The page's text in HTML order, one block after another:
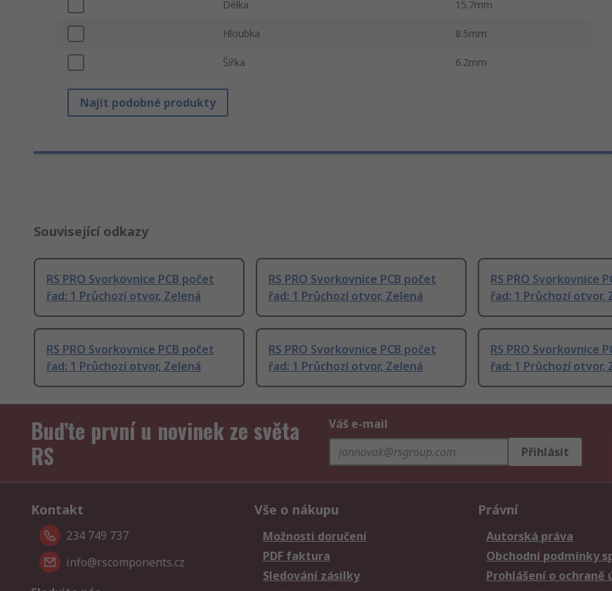
Délka 15.7mm
Hloubka 8.5mm
Šířka 6.2mm
Najít podobné produkty
Související odkazy
RS PRO Svorkovnice PCB počet
řad: 1 Průchozí otvor, Zelená
RS PRO Svorkovnice PCB počet
řad: 1 Průchozí otvor, Zelená
RS PRO Svorkovnice
řad: 1 Průchozí otvor,
RS PRO Svorkovnice PCB počet
řad: 1 Průchozí otvor, Zelená
RS PRO Svorkovnice PCB počet
řad: 1 Průchozí otvor, Zelená
RS PRO Svorkovnice
řad: 1 Průchozí otvor,
Buďte první u novinek ze světa
RS
Váš e-mail
Přihlásit
Kontakt
234 749 737
info@rscomponents.cz
Vše o nákupu
Možnosti doručení
PDF faktura
Sledování zásilky
Právní
Autorská práva
Obchodní podmínky
Prohlášení o ochraně